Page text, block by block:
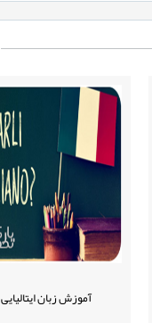
آموزش زبان ایتالیایی